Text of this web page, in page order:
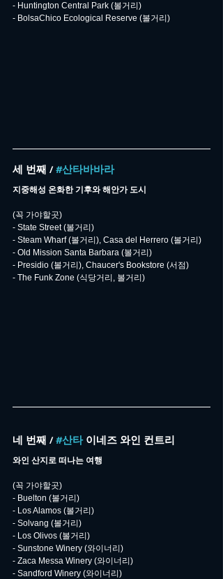
- Huntington Central Park (볼거리)
- BolsaChico Ecological Reserve (볼거리)
세 번째 / #산타바바라
지중해성 온화한 기후와 해안가 도시
(꼭 가야할곳)
- State Street (볼거리)
- Steam Wharf (볼거리), Casa del Herrero (볼거리)
- Old Mission Santa Barbara (볼거리)
- Presidio (볼거리), Chaucer's Bookstore (서점)
- The Funk Zone (식당거리, 볼거리)
네 번째 / #산타 이네즈 와인 컨트리
와인 산지로 떠나는 여행
(꼭 가야할곳)
- Buelton (볼거리)
- Los Alamos (볼거리)
- Solvang (볼거리)
- Los Olivos (볼거리)
- Sunstone Winery (와이너리)
- Zaca Messa Winery (와이너리)
- Sandford Winery (와이너리)